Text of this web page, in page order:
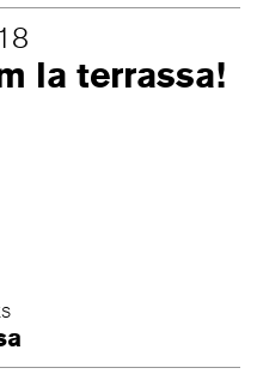
la terrassa!